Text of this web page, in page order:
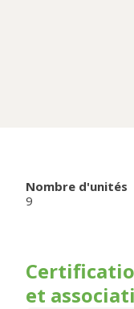
Nombre d'unités
9
et